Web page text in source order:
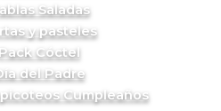
Saladas
y pasteles
Cóctel
del Padre
Cumpleaños